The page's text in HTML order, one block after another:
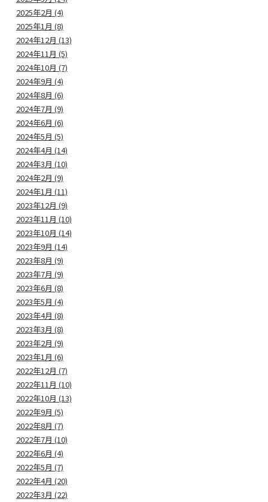
2025年2月 (4)
2025年1月 (8)
2024年12月 (13)
2024年11月 (5)
2024年10月 (7)
2024年9月 (4)
2024年8月 (6)
2024年7月 (9)
2024年6月 (6)
2024年5月 (5)
2024年4月 (14)
2024年3月 (10)
2024年2月 (9)
2024年1月 (11)
2023年12月 (9)
2023年11月 (10)
2023年10月 (14)
2023年9月 (14)
2023年8月 (9)
2023年7月 (9)
2023年6月 (8)
2023年5月 (4)
2023年4月 (8)
2023年3月 (8)
2023年2月 (9)
2023年1月 (6)
2022年12月 (7)
2022年11月 (10)
2022年10月 (13)
2022年9月 (5)
2022年8月 (7)
2022年7月 (10)
2022年6月 (4)
2022年5月 (7)
2022年4月 (20)
2022年3月 (22)